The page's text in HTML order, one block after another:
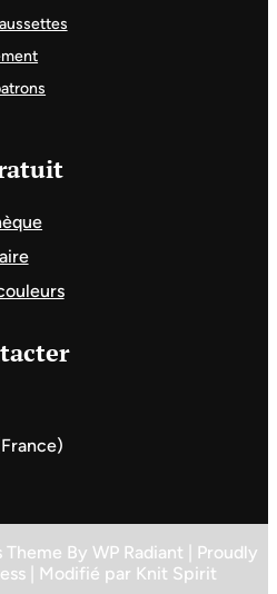
Theme By WP Radiant | Proudly
| Modifié par Knit Spirit